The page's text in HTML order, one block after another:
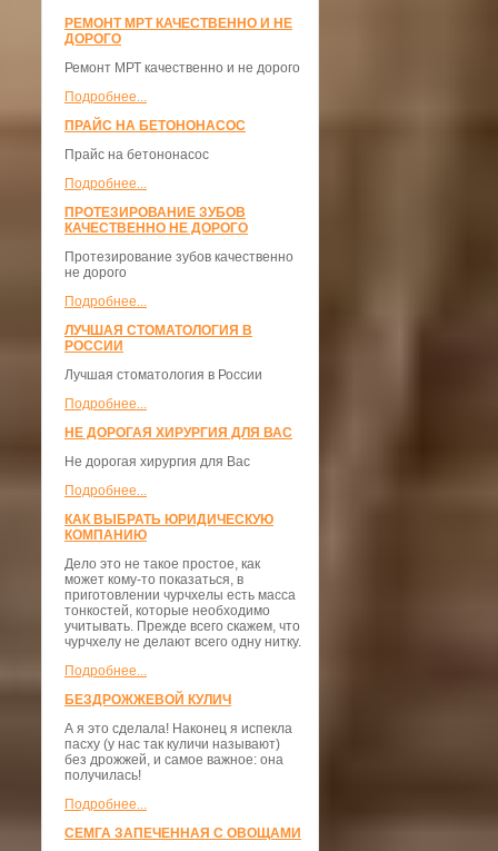
РЕМОНТ МРТ КАЧЕСТВЕННО И НЕ
ДОРОГО
Ремонт МРТ качественно и не дорого
Подробнее...
ПРАЙС НА БЕТОНОНАСОС
Прайс на бетононасос
Подробнее...
ПРОТЕЗИРОВАНИЕ ЗУБОВ
КАЧЕСТВЕННО НЕ ДОРОГО
Протезирование зубов качественно
не дорого
Подробнее...
ЛУЧШАЯ СТОМАТОЛОГИЯ В
РОССИИ
Лучшая стоматология в России
Подробнее...
НЕ ДОРОГАЯ ХИРУРГИЯ ДЛЯ ВАС
Не дорогая хирургия для Вас
Подробнее...
КАК ВЫБРАТЬ ЮРИДИЧЕСКУЮ
КОМПАНИЮ
Дело это не такое простое, как
может кому-то показаться, в
приготовлении чурчхелы есть масса
тонкостей, которые необходимо
учитывать. Прежде всего скажем, что
чурчхелу не делают всего одну нитку.
Подробнее...
БЕЗДРОЖЖЕВОЙ КУЛИЧ
А я это сделала! Наконец я испекла
пасху (у нас так куличи называют)
без дрожжей, и самое важное: она
получилась!
Подробнее...
СЕМГА ЗАПЕЧЕННАЯ С ОВОЩАМИ